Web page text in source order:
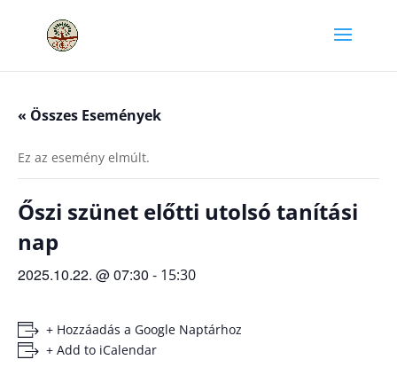
« Összes Események
Ez az esemény elmúlt.
Őszi szünet előtti utolsó tanítási
nap
2025.10.22. @ 07:30 - 15:30
+ Hozzáadás a Google Naptárhoz
+ Add to iCalendar